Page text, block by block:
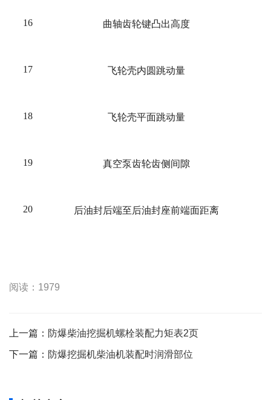
16 曲轴齿轮键凸出高度
17 飞轮壳内圆跳动量
18 飞轮壳平面跳动量
19 真空泵齿轮齿侧间隙
20 后油封后端至后油封座前端面距离
阅读：1979
上一篇： 防爆柴油挖掘机螺栓装配力矩表2页
下一篇： 防爆挖掘机柴油机装配时润滑部位